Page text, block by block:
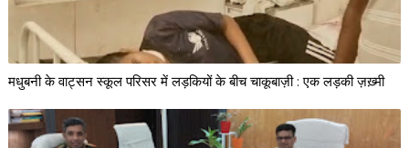
मधुबनी के वाट्सन स्कूल परिसर में लड़कियों के बीच चाकूबाज़ी : एक लड़की ज़ख़्मी